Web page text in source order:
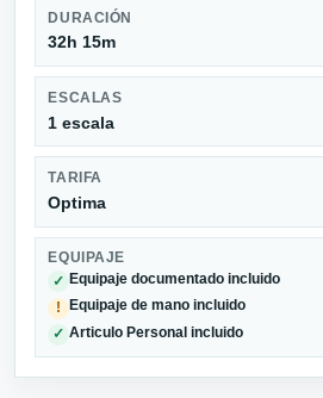
DURACIÓN
32h 15m
ESCALAS
1 escala
TARIFA
Optima
EQUIPAJE
✓ Equipaje documentado incluido
! Equipaje de mano incluido
✓ Articulo Personal incluido